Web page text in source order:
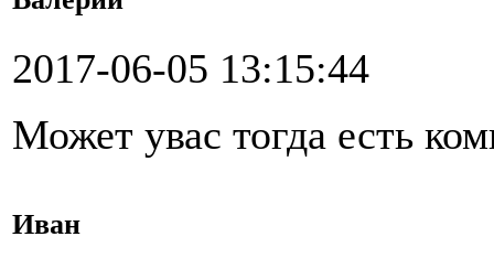
2017-06-05 13:15:44
Может увас тогда есть
Иван